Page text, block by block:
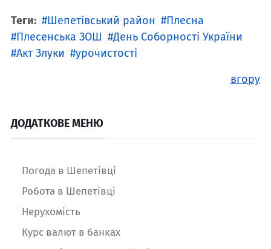
Теги: Шепетівський район
Плесна
Плесенська ЗОШ
День Соборності України
Акт Злуки
урочистості
вгору
ДОДАТКОВЕ МЕНЮ
Погода в Шепетівці
Робота в Шепетівці
Нерухомість
Курс валют в банках